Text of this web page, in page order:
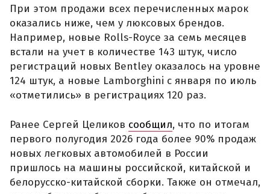
При этом продажи всех перечисленных марок
оказались ниже, чем у люксовых брендов.
Например, новые Rolls-Royce за семь месяцев
встали на учет в количестве 143 штук, число
регистраций новых Bentley оказалось на уровне
124 штук, а новые Lamborghini с января по июль
«отметились» в регистрациях 120 раз.
Ранее Сергей Целиков сообщил, что по итогам
первого полугодия 2026 года более 90% продаж
новых легковых автомобилей в России
пришлось на машины российской, китайской и
белорусско-китайской сборки. Также он отмечал,